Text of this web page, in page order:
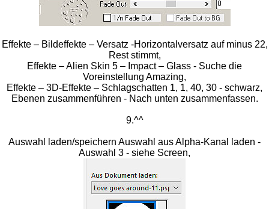
Effekte – Bildeffekte – Versatz -Horizontalversatz auf minus 22,
Rest stimmt,
Effekte – Alien Skin 5 – Impact – Glass - Suche die
Voreinstellung Amazing,
Effekte – 3D-Effekte – Schlagschatten 1, 1, 40, 30 - schwarz,
Ebenen zusammenführen - Nach unten zusammenfassen.
9.^^
Auswahl laden/speichern Auswahl aus Alpha-Kanal laden -
Auswahl 3 - siehe Screen,